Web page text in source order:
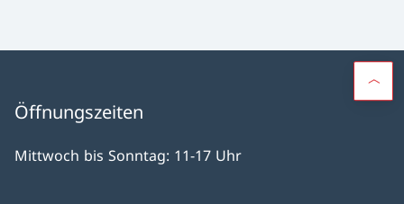
Öffnungszeiten
Mittwoch bis Sonntag: 11-17 Uhr